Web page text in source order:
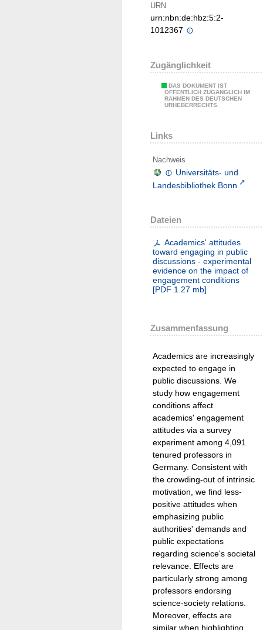
URN
urn:nbn:de:hbz:5:2-
1012367
Zugänglichkeit
DAS DOKUMENT IST
ÖFFENTLICH ZUGÄNGLICH IM
RAHMEN DES DEUTSCHEN
URHEBERRECHTS.
Links
Nachweis
Universitäts- und
Landesbibliothek Bonn
Dateien
Academics' attitudes
toward engaging in public
discussions - experimental
evidence on the impact of
engagement conditions
[PDF 1.27 mb]
Zusammenfassung
Academics are increasingly
expected to engage in
public discussions. We
study how engagement
conditions affect
academics' engagement
attitudes via a survey
experiment among 4,091
tenured professors in
Germany. Consistent with
the crowding-out of intrinsic
motivation, we find less-
positive attitudes when
emphasizing public
authorities' demands and
public expectations
regarding science's societal
relevance. Effects are
particularly strong among
professors endorsing
science-society relations.
Moreover, effects are
similar when highlighting